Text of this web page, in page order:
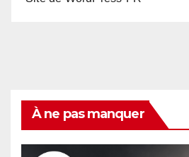
À ne pas manquer